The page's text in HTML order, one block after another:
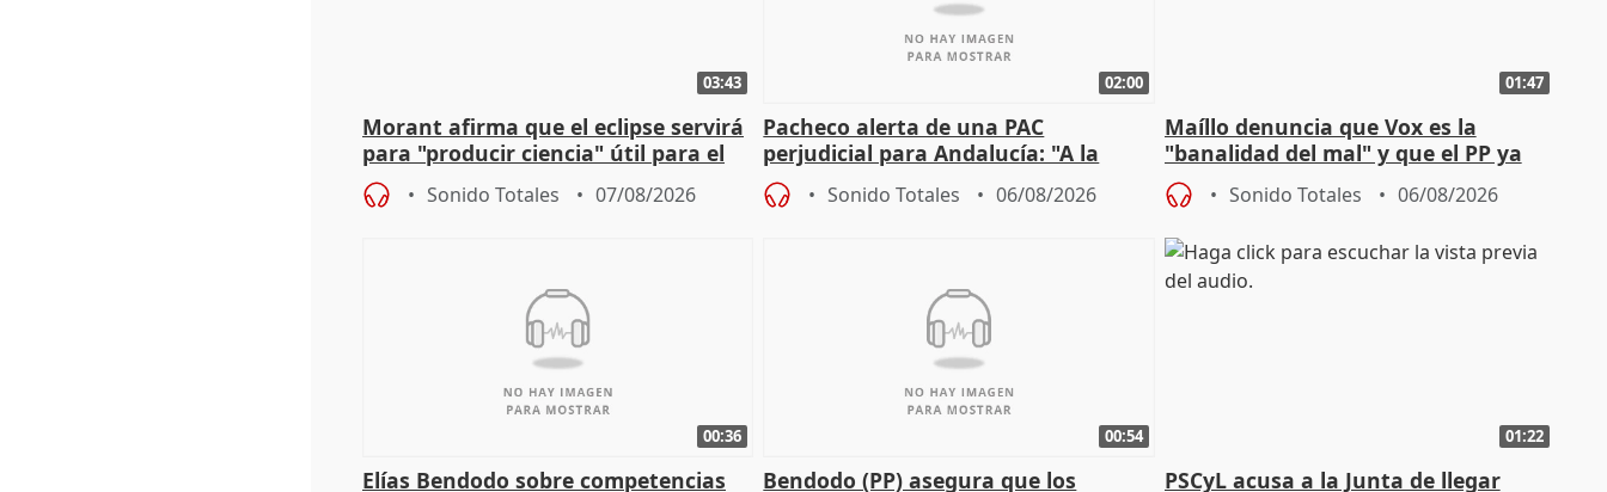
03:43
Morant afirma que el eclipse servirá
para "producir ciencia" útil para el
resto del mundo
Sonido Totales 07/08/2026
02:00
Pacheco alerta de una PAC
perjudicial para Andalucía: "A la
agricultura hay que protegerla"
Sonido Totales 06/08/2026
01:47
Maíllo denuncia que Vox es la
"banalidad del mal" y que el PP ya
asume todas sus tesis
Sonido Totales 06/08/2026
00:36
Elías Bendodo sobre competencias
00:54
Bendodo (PP) asegura que los
01:22
PSCyL acusa a la Junta de llegar